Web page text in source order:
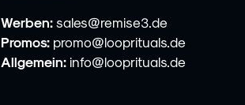
Werben: sales@remise3.de
Promos: promo@looprituals.de
Allgemein: info@looprituals.de